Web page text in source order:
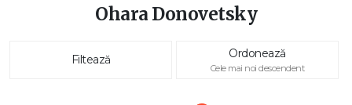
Ohara Donovetsky
Filtează Ordonează
Cele mai noi descendent